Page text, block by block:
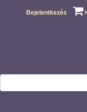
Bejelentkezés